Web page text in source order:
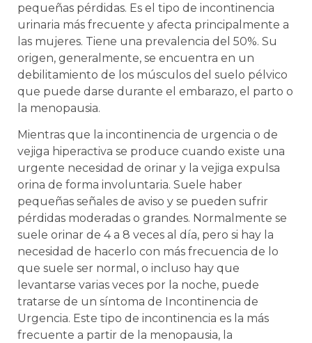
pequeñas pérdidas. Es el tipo de incontinencia
urinaria más frecuente y afecta principalmente a
las mujeres. Tiene una prevalencia del 50%. Su
origen, generalmente, se encuentra en un
debilitamiento de los músculos del suelo pélvico
que puede darse durante el embarazo, el parto o
la menopausia.
Mientras que la incontinencia de urgencia o de
vejiga hiperactiva se produce cuando existe una
urgente necesidad de orinar y la vejiga expulsa
orina de forma involuntaria. Suele haber
pequeñas señales de aviso y se pueden sufrir
pérdidas moderadas o grandes. Normalmente se
suele orinar de 4 a 8 veces al día, pero si hay la
necesidad de hacerlo con más frecuencia de lo
que suele ser normal, o incluso hay que
levantarse varias veces por la noche, puede
tratarse de un síntoma de Incontinencia de
Urgencia. Este tipo de incontinencia es la más
frecuente a partir de la menopausia, la